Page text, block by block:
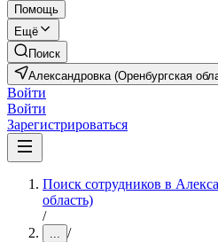
Помощь
Ещё
Поиск
Александровка (Оренбургская
Войти
Войти
Зарегистрироваться
Поиск сотрудников в
область)
/
... /